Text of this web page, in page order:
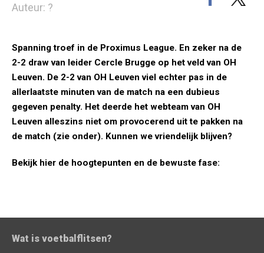
Auteur: ?
Spanning troef in de Proximus League. En zeker na de
2-2 draw van leider Cercle Brugge op het veld van OH
Leuven. De 2-2 van OH Leuven viel echter pas in de
allerlaatste minuten van de match na een dubieus
gegeven penalty. Het deerde het webteam van OH
Leuven alleszins niet om provocerend uit te pakken na
de match (zie onder). Kunnen we vriendelijk blijven?
Bekijk hier de hoogtepunten en de bewuste fase:
Wat is voetbalflitsen?